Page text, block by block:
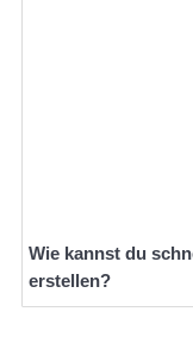
Wie kannst du
erstellen?